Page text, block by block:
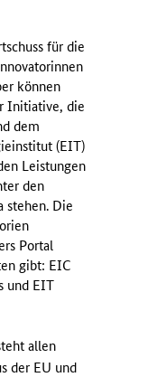
für die
können
Initiative, die
dem
(EIT)
Leistungen
den
stehen. Die
Portal
gibt: EIC
und EIT
allen
der EU und